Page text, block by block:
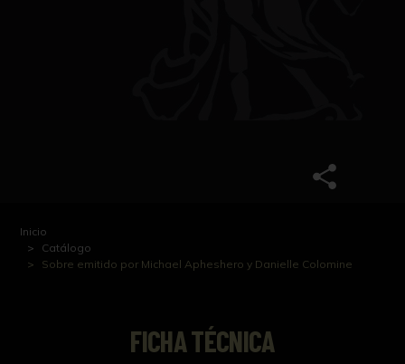
Inicio
Catálogo
Sobre emitido por Michael Apheshero y Danielle Colomine
FICHA TÉCNICA